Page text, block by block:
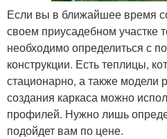
Если вы в ближайшее время
своем приусадебном участке
необходимо определиться с
конструкции. Есть теплицы,
стационарно, а также модели
создания каркаса можно
профилей. Нужно лишь
подойдет вам по цене.